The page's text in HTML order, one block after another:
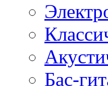
Бас-